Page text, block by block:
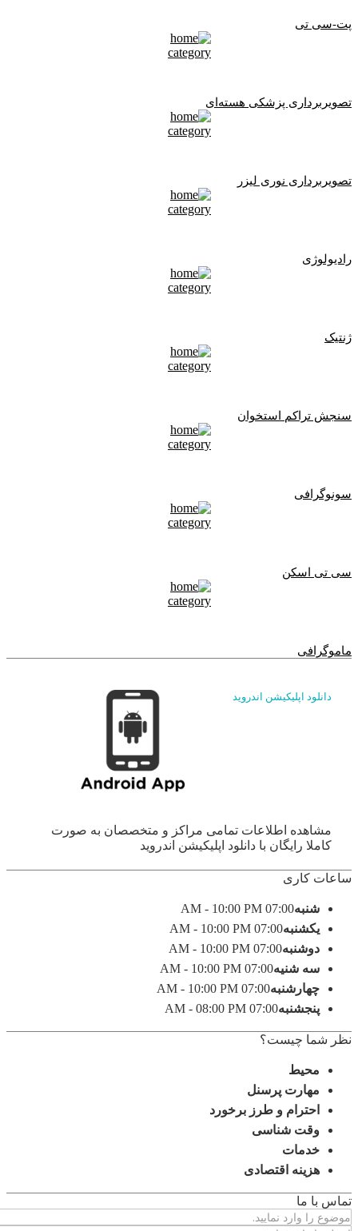
پت-سی تی
تصویربرداری پزشکی هسته‌ای
تصویربرداری نوری لیزر
رادیولوژی
ژنتیک
سنجش تراکم استخوان
سونوگرافی
سی تی اسکن
ماموگرافی
دانلود اپلیکیشن اندروید
مشاهده اطلاعات تمامی مراکز و متخصصان به صورت
کاملا رایگان با دانلود اپلیکیشن اندروید
ساعات کاری
شنبه07:00 AM - 10:00 PM
یکشنبه07:00 AM - 10:00 PM
دوشنبه07:00 AM - 10:00 PM
سه شنیه07:00 AM - 10:00 PM
چهارشنبه07:00 AM - 10:00 PM
پنجشنبه07:00 AM - 08:00 PM
نظر شما چیست؟
محیط
مهارت پرسنل
احترام و طرز برخورد
وقت شناسی
خدمات
هزینه اقتصادی
تماس با ما